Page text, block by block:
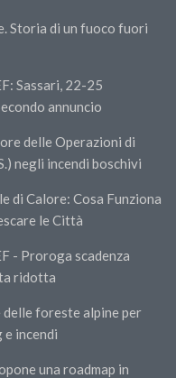
Storia di un fuoco fuori
Sassari, 22-25
annuncio
delle Operazioni di
negli incendi boschivi
di Calore: Cosa Funziona
le Città
- Proroga scadenza
ridotta
foreste alpine per
incendi
una roadmap in